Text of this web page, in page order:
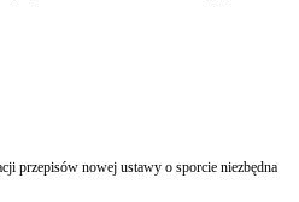
przepisów nowej ustawy o sporcie niezbędna